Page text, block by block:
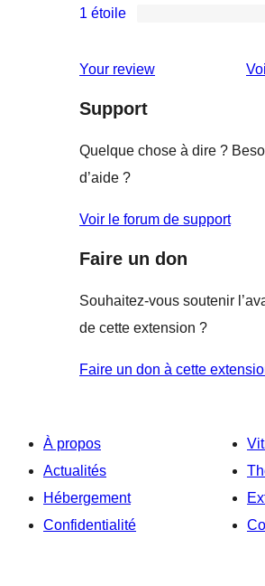
étoiles
4
à
étoile
avis
2
étoile
à
1
1 étoile
Your review
Support
Quelque chose à dire ?
d’aide ?
Voir le forum de support
Faire un don
Souhaitez-vous soutenir
de cette extension ?
Faire un don à cette
À propos
Actualités
Hébergement
Confidentialité